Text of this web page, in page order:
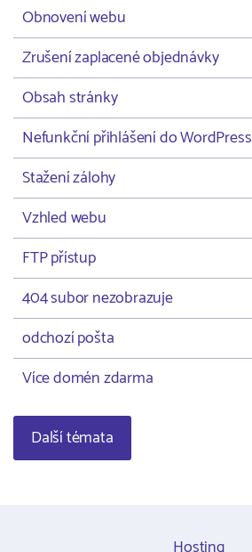
Obnovení webu
Zrušení zaplacené objednávky
Obsah stránky
Nefunkční přihlášení do WordPress
Stažení zálohy
Vzhled webu
FTP přístup
404 subor nezobrazuje
odchozí pošta
Více domén zdarma
Další témata